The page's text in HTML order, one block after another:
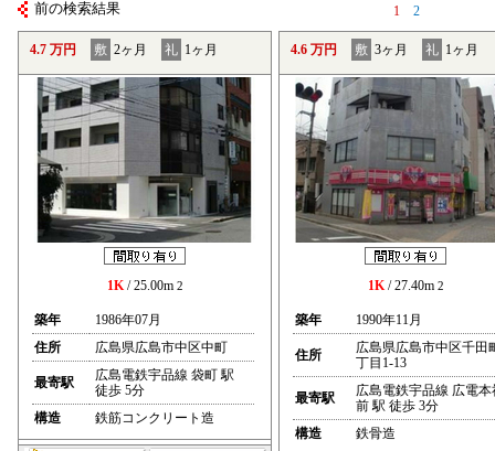
前の検索結果 1 2
4.7 万円 敷 2ヶ月 礼 1ヶ月
1K/ 25.00m 2
築年
1986年07月
住所
広島県広島市中区中町
最寄駅
広島電鉄宇品線 袋町 駅
徒歩 5分
構造
鉄筋コンクリート造
4.6 万円 敷 3ヶ月 礼 1ヶ月
1K/ 27.40m 2
築年 1990年11月
住所
広島県広島市中区千田
丁目1-13
最寄駅
広島電鉄宇品線 広電本
前 駅 徒歩 3分
構造
鉄骨造